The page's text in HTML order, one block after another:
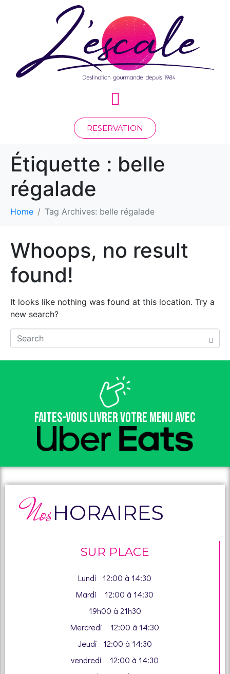
RESERVATION
Étiquette : belle
régalade
Home Tag Archives: belle régalade
Whoops, no result
found!
It looks like nothing was found at this location. Try a
new search?
Faites-vous livrer votre menu avec
NosHORAIRES
SUR PLACE
Lundi 12:00 à 14:30
Mardi 12:00 à 14:30
19h00 à 21h30
Mercredi 12:00 à 14:30
Jeudi 12:00 à 14:30
vendredi 12:00 à 14:30